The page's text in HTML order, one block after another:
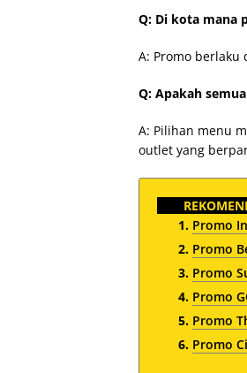
Q: Di kota mana
A: Promo berlaku
Q: Apakah
A: Pilihan menu
outlet yang
Promo
Promo
Promo
Promo
Promo
Promo